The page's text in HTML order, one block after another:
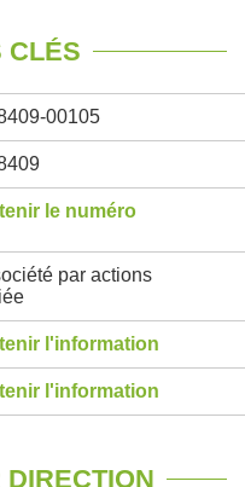
CLÉS
00105
le numéro
par actions
l'information
l'information
DIRECTION